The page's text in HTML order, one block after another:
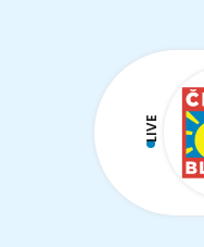
LIVE